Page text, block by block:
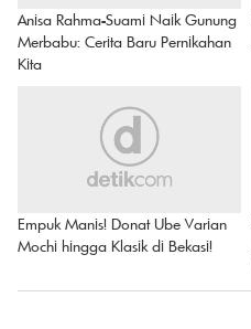
Anisa Rahma-Suami Naik Gunung
Merbabu: Cerita Baru Pernikahan
Kita
Empuk Manis! Donat Ube Varian
Mochi hingga Klasik di Bekasi!